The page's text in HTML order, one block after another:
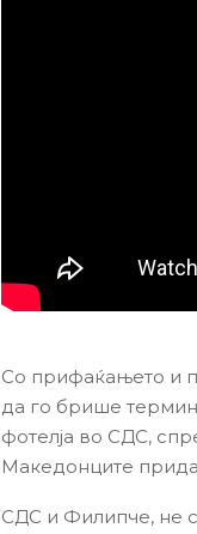
Со прифаќањето и
да го брише
фотелја во СДС,
Македонците
СДС и Филипче, не